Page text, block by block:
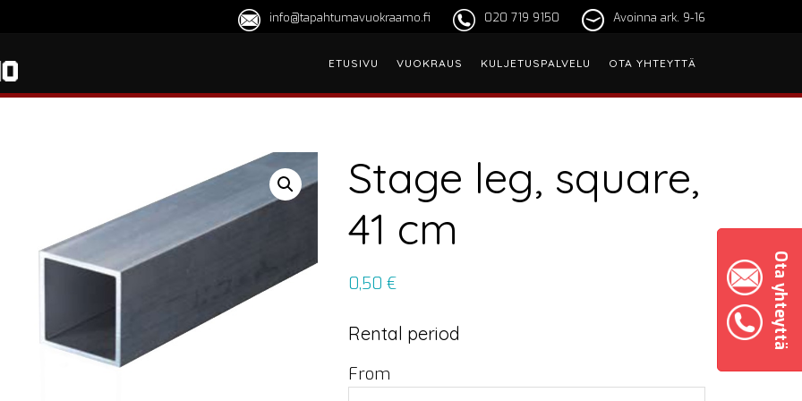
Ota yhteyttä
Avoinna ark. 9-16
020 719 9150
info@tapahtumavuokraamo.fi
ETUSIVU VUOKRAUS KULJETUSPALVELU OTA YHTEYTTÄ
Stage leg, square,
41 cm
0,50 €
Rental period
From